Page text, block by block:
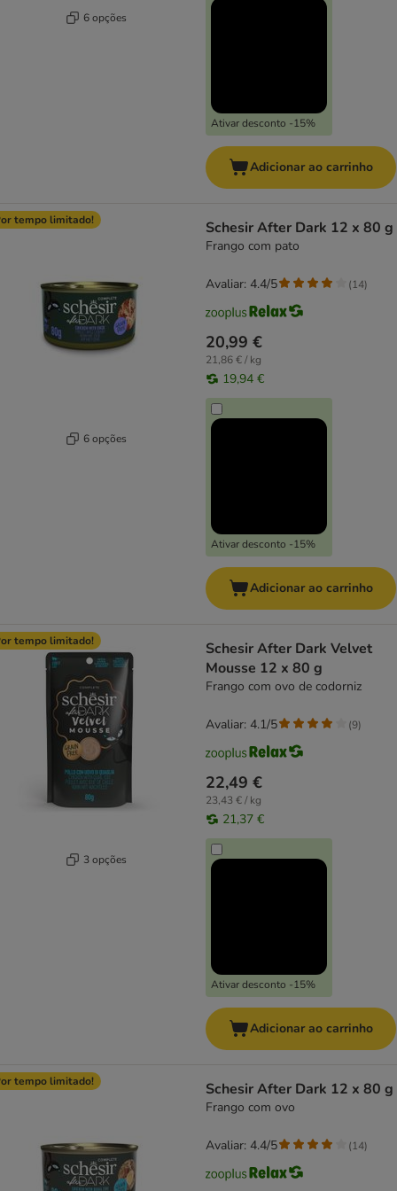
6 opções
Ativar desconto -15%
Adicionar ao carrinho
tempo limitado!
6 opções
Schesir After Dark 12 x 80 g
Frango com pato
20,99 €
21,86 € / kg
19,94 €
Ativar desconto -15%
Avaliar: 4.4/5 (14)
Adicionar ao carrinho
tempo limitado!
3 opções
Schesir After Dark Velvet
Mousse 12 x 80 g
Frango com ovo de codorniz
22,49 €
23,43 € / kg
21,37 €
Ativar desconto -15%
Avaliar: 4.1/5 (9)
Adicionar ao carrinho
tempo limitado! Schesir After Dark 12 x 80 g
Frango com ovo
Avaliar: 4.4/5 (14)